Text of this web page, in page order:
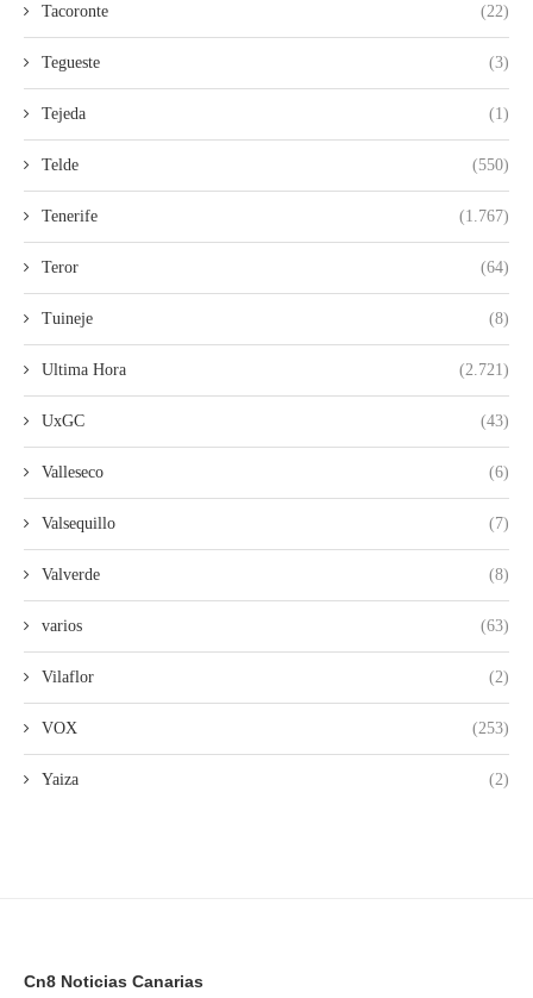
Tacoronte (22)
Tegueste (3)
Tejeda (1)
Telde (550)
Tenerife (1.767)
Teror (64)
Tuineje (8)
Ultima Hora (2.721)
UxGC (43)
Valleseco (6)
Valsequillo (7)
Valverde (8)
varios (63)
Vilaflor (2)
VOX (253)
Yaiza (2)
Cn8 Noticias Canarias